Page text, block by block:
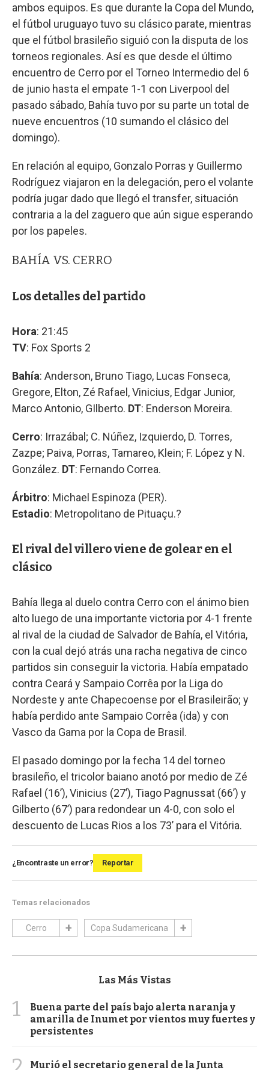
ambos equipos. Es que durante la Copa del Mundo,
el fútbol uruguayo tuvo su clásico parate, mientras
que el fútbol brasileño siguió con la disputa de los
torneos regionales. Así es que desde el último
encuentro de Cerro por el Torneo Intermedio del 6
de junio hasta el empate 1-1 con Liverpool del
pasado sábado, Bahía tuvo por su parte un total de
nueve encuentros (10 sumando el clásico del
domingo).
En relación al equipo, Gonzalo Porras y Guillermo
Rodríguez viajaron en la delegación, pero el volante
podría jugar dado que llegó el transfer, situación
contraria a la del zaguero que aún sigue esperando
por los papeles.
BAHÍA VS. CERRO
Los detalles del partido
Hora: 21:45
TV: Fox Sports 2
Bahía: Anderson, Bruno Tiago, Lucas Fonseca,
Gregore, Elton, Zé Rafael, Vinicius, Edgar Junior,
Marco Antonio, GIlberto. DT: Enderson Moreira.
Cerro: Irrazábal; C. Núñez, Izquierdo, D. Torres,
Zazpe; Paiva, Porras, Tamareo, Klein; F. López y N.
González. DT: Fernando Correa.
Árbitro: Michael Espinoza (PER).
Estadio: Metropolitano de Pituaçu.?
El rival del villero viene de golear en el
clásico
Bahía llega al duelo contra Cerro con el ánimo bien
alto luego de una importante victoria por 4-1 frente
al rival de la ciudad de Salvador de Bahía, el Vitória,
con la cual dejó atrás una racha negativa de cinco
partidos sin conseguir la victoria. Había empatado
contra Ceará y Sampaio Corrêa por la Liga do
Nordeste y ante Chapecoense por el Brasileirão; y
había perdido ante Sampaio Corrêa (ida) y con
Vasco da Gama por la Copa de Brasil.
El pasado domingo por la fecha 14 del torneo
brasileño, el tricolor baiano anotó por medio de Zé
Rafael (16’), Vinicius (27’), Tiago Pagnussat (66’) y
Gilberto (67’) para redondear un 4-0, con solo el
descuento de Lucas Rios a los 73’ para el Vitória.
¿Encontraste un error? Reportar
Temas relacionados
Cerro Copa Sudamericana
Las Más Vistas
1
Buena parte del país bajo alerta naranja y
amarilla de Inumet por vientos muy fuertes y
persistentes
Murió el secretario general de la Junta